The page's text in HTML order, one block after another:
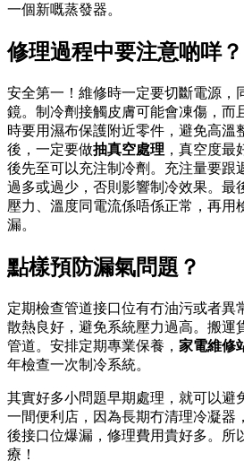
一個新嘅蒸發器。
修理過程中要注意啲咩？
安全第一！維修時一定要切斷電源，
鏡。制冷劑接觸皮膚可能會凍傷，而
時要用濕布保護附近零件，避免高溫
後，一定要做抽真空處理 ，真空度最
後先至可以充注制冷劑。充注量要跟
過多或過少，否則影響制冷效果。最
壓力、溫度同電流係唔係正常，再用
漏。
點樣預防漏氣問題？
定期檢查管道接口位有冇油污或者異
散熱良好，避免系統壓力過高。搬運
管道。安排定期專業保養， 家電維修
年檢查一次制冷系統。
其實好多小問題早期處理，就可以避
一間便利店，因為長期冇清理冷凝器
後接口位爆漏，修理費用貴好多。所
療！